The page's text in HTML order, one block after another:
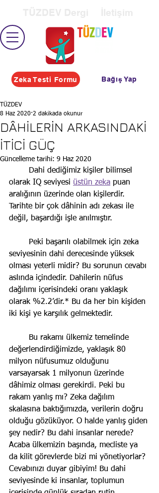
Zeka Testi Formu Bağış Yap
DÂHİLERİN ARKASINDAKİ
İTİCİ GÜÇ
TÜZDEV
8 Haz 2020 2 dakikada okunur
Güncelleme tarihi: 9 Haz 2020
olarak IQ seviyesi üstün zeka puan
aralığının üzerinde olan kişilerdir.
Tarihte bir çok dâhinin adı zekası ile
değil, başardığı işle anılmıştır.
seviyesinin dahi derecesinde yüksek
olması yeterli midir? Bu sorunun cevabı
aslında içindedir. Dahilerin nüfus
dağılımı içerisindeki oranı yaklaşık
olarak %2.2’dir.* Bu da her bin kişiden
iki kişi ye karşılık gelmektedir.
değerlendirdiğimizde, yaklaşık 80
milyon nüfusumuz olduğunu
varsayarsak 1 milyonun üzerinde
dâhimiz olması gerekirdi. Peki bu
rakam yanlış mı? Zeka dağılım
skalasına baktığımızda, verilerin doğru
olduğu gözüküyor. O halde yanlış giden
şey nedir? Bu dahi insanlar nerede?
Acaba ülkemizin başında, mecliste ya
da kilit görevlerde bizi mi yönetiyorlar?
Cevabınızı duyar gibiyim! Bu dahi
seviyesinde ki insanlar, toplumun